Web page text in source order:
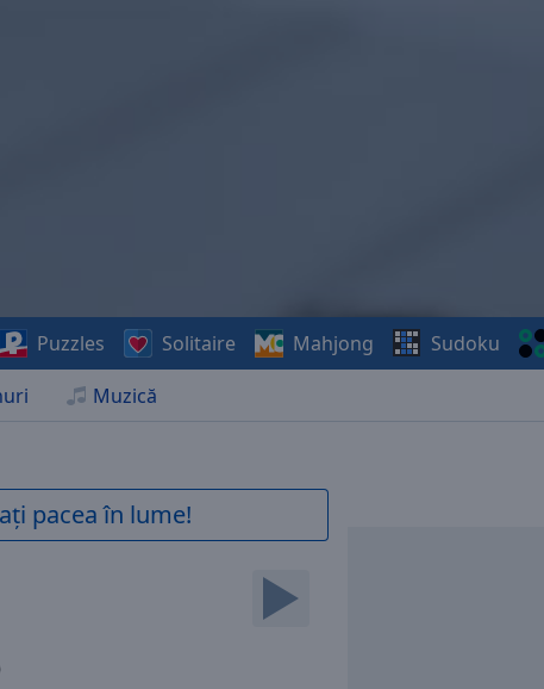
Muzică
Puzzles Solitaire Mahjong Sudoku
pacea în lume!